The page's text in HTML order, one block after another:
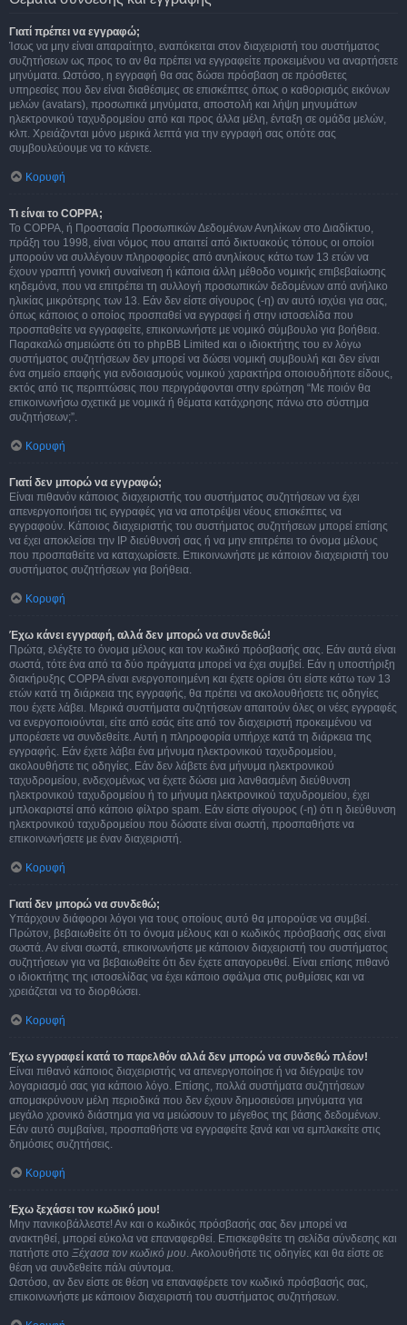
Γιατί πρέπει να εγγραφώ;
Ίσως να μην είναι απαραίτητο, εναπόκειται στον διαχειριστή του συστήματος
συζητήσεων ως προς το αν θα πρέπει να εγγραφείτε προκειμένου να αναρτήσετε
μηνύματα. Ωστόσο, η εγγραφή θα σας δώσει πρόσβαση σε πρόσθετες
υπηρεσίες που δεν είναι διαθέσιμες σε επισκέπτες όπως ο καθορισμός εικόνων
μελών (avatars), προσωπικά μηνύματα, αποστολή και λήψη μηνυμάτων
ηλεκτρονικού ταχυδρομείου από και προς άλλα μέλη, ένταξη σε ομάδα μελών,
κλπ. Χρειάζονται μόνο μερικά λεπτά για την εγγραφή σας οπότε σας
συμβουλεύουμε να το κάνετε.
Κορυφή
Τι είναι το COPPA;
Το COPPA, ή Προστασία Προσωπικών Δεδομένων Ανηλίκων στο Διαδίκτυο,
πράξη του 1998, είναι νόμος που απαιτεί από δικτυακούς τόπους οι οποίοι
μπορούν να συλλέγουν πληροφορίες από ανηλίκους κάτω των 13 ετών να
έχουν γραπτή γονική συναίνεση ή κάποια άλλη μέθοδο νομικής επιβεβαίωσης
κηδεμόνα, που να επιτρέπει τη συλλογή προσωπικών δεδομένων από ανήλικο
ηλικίας μικρότερης των 13. Εάν δεν είστε σίγουρος (-η) αν αυτό ισχύει για σας,
όπως κάποιος ο οποίος προσπαθεί να εγγραφεί ή στην ιστοσελίδα που
προσπαθείτε να εγγραφείτε, επικοινωνήστε με νομικό σύμβουλο για βοήθεια.
Παρακαλώ σημειώστε ότι το phpBB Limited και ο ιδιοκτήτης του εν λόγω
συστήματος συζητήσεων δεν μπορεί να δώσει νομική συμβουλή και δεν είναι
ένα σημείο επαφής για ενδοιασμούς νομικού χαρακτήρα οποιουδήποτε είδους,
εκτός από τις περιπτώσεις που περιγράφονται στην ερώτηση “Με ποιόν θα
επικοινωνήσω σχετικά με νομικά ή θέματα κατάχρησης πάνω στο σύστημα
συζητήσεων;”.
Κορυφή
Γιατί δεν μπορώ να εγγραφώ;
Είναι πιθανόν κάποιος διαχειριστής του συστήματος συζητήσεων να έχει
απενεργοποιήσει τις εγγραφές για να αποτρέψει νέους επισκέπτες να
εγγραφούν. Κάποιος διαχειριστής του συστήματος συζητήσεων μπορεί επίσης
να έχει αποκλείσει την IP διεύθυνσή σας ή να μην επιτρέπει το όνομα μέλους
που προσπαθείτε να καταχωρίσετε. Επικοινωνήστε με κάποιον διαχειριστή του
συστήματος συζητήσεων για βοήθεια.
Κορυφή
Έχω κάνει εγγραφή, αλλά δεν μπορώ να συνδεθώ!
Πρώτα, ελέγξτε το όνομα μέλους και τον κωδικό πρόσβασής σας. Εάν αυτά είναι
σωστά, τότε ένα από τα δύο πράγματα μπορεί να έχει συμβεί. Εάν η υποστήριξη
διακήρυξης COPPA είναι ενεργοποιημένη και έχετε ορίσει ότι είστε κάτω των 13
ετών κατά τη διάρκεια της εγγραφής, θα πρέπει να ακολουθήσετε τις οδηγίες
που έχετε λάβει. Μερικά συστήματα συζητήσεων απαιτούν όλες οι νέες εγγραφές
να ενεργοποιούνται, είτε από εσάς είτε από τον διαχειριστή προκειμένου να
μπορέσετε να συνδεθείτε. Αυτή η πληροφορία υπήρχε κατά τη διάρκεια της
εγγραφής. Εάν έχετε λάβει ένα μήνυμα ηλεκτρονικού ταχυδρομείου,
ακολουθήστε τις οδηγίες. Εάν δεν λάβετε ένα μήνυμα ηλεκτρονικού
ταχυδρομείου, ενδεχομένως να έχετε δώσει μια λανθασμένη διεύθυνση
ηλεκτρονικού ταχυδρομείου ή το μήνυμα ηλεκτρονικού ταχυδρομείου, έχει
μπλοκαριστεί από κάποιο φίλτρο spam. Εάν είστε σίγουρος (-η) ότι η διεύθυνση
ηλεκτρονικού ταχυδρομείου που δώσατε είναι σωστή, προσπαθήστε να
επικοινωνήσετε με έναν διαχειριστή.
Κορυφή
Γιατί δεν μπορώ να συνδεθώ;
Υπάρχουν διάφοροι λόγοι για τους οποίους αυτό θα μπορούσε να συμβεί.
Πρώτον, βεβαιωθείτε ότι το όνομα μέλους και ο κωδικός πρόσβασής σας είναι
σωστά. Αν είναι σωστά, επικοινωνήστε με κάποιον διαχειριστή του συστήματος
συζητήσεων για να βεβαιωθείτε ότι δεν έχετε απαγορευθεί. Είναι επίσης πιθανό
ο ιδιοκτήτης της ιστοσελίδας να έχει κάποιο σφάλμα στις ρυθμίσεις και να
χρειάζεται να το διορθώσει.
Κορυφή
Έχω εγγραφεί κατά το παρελθόν αλλά δεν μπορώ να συνδεθώ πλέον!
Είναι πιθανό κάποιος διαχειριστής να απενεργοποίησε ή να διέγραψε τον
λογαριασμό σας για κάποιο λόγο. Επίσης, πολλά συστήματα συζητήσεων
απομακρύνουν μέλη περιοδικά που δεν έχουν δημοσιεύσει μηνύματα για
μεγάλο χρονικό διάστημα για να μειώσουν το μέγεθος της βάσης δεδομένων.
Εάν αυτό συμβαίνει, προσπαθήστε να εγγραφείτε ξανά και να εμπλακείτε στις
δημόσιες συζητήσεις.
Κορυφή
Έχω ξεχάσει τον κωδικό μου!
Μην πανικοβάλλεστε! Αν και ο κωδικός πρόσβασής σας δεν μπορεί να
ανακτηθεί, μπορεί εύκολα να επαναφερθεί. Επισκεφθείτε τη σελίδα σύνδεσης και
πατήστε στο Ξέχασα τον κωδικό μου. Ακολουθήστε τις οδηγίες και θα είστε σε
θέση να συνδεθείτε πάλι σύντομα.
Ωστόσο, αν δεν είστε σε θέση να επαναφέρετε τον κωδικό πρόσβασής σας,
επικοινωνήστε με κάποιον διαχειριστή του συστήματος συζητήσεων.